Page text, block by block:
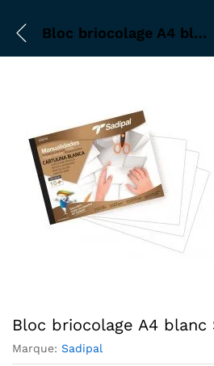
Bloc briocolage A4 blanc SADIPAL
Bloc briocolage A4 blanc
Marque: Sadipal